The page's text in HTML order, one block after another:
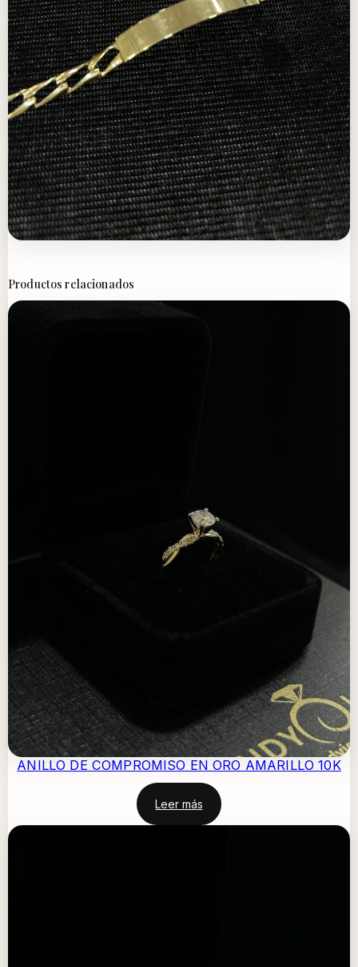
Productos relacionados
ANILLO DE COMPROMISO EN ORO AMARILLO 10K
Leer más